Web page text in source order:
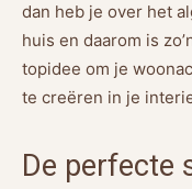
dan heb je over het
huis en daarom is
topidee om je
te creëren in je
De perfecte